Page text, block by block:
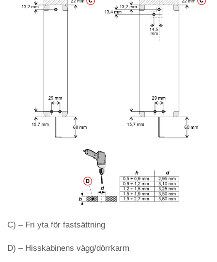
C) – Fri yta för fastsättning
D) – Hisskabinens vägg/dörrkarm